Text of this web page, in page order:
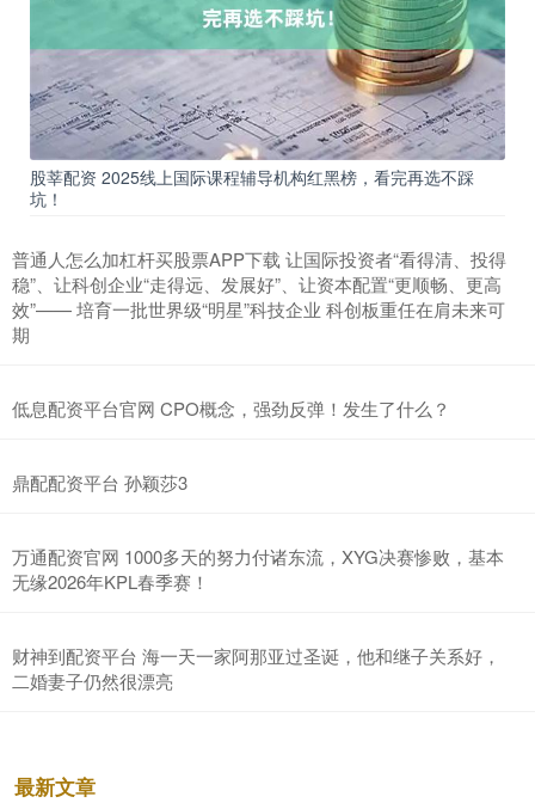
股莘配资 2025线上国际课程辅导机构红黑榜，看完再选不踩
坑！
普通人怎么加杠杆买股票APP下载 让国际投资者“看得清、投得
稳”、让科创企业“走得远、发展好”、让资本配置“更顺畅、更高
效”—— 培育一批世界级“明星”科技企业 科创板重任在肩未来可
期
低息配资平台官网 CPO概念，强劲反弹！发生了什么？
鼎配配资平台 孙颖莎3
万通配资官网 1000多天的努力付诸东流，XYG决赛惨败，基本
无缘2026年KPL春季赛！
财神到配资平台 海一天一家阿那亚过圣诞，他和继子关系好，
二婚妻子仍然很漂亮
最新文章